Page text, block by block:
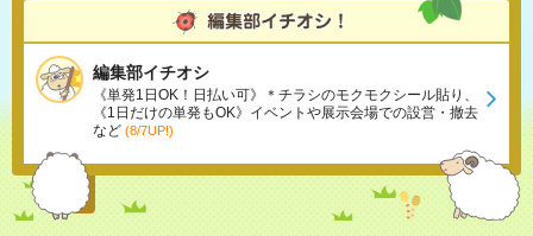
編集部イチオシ
《単発1日OK！日払い可》＊チラシのモクモクシール貼り、
《1日だけの単発もOK》イベントや展示会場での設営・撤去
など (8/7UP!)